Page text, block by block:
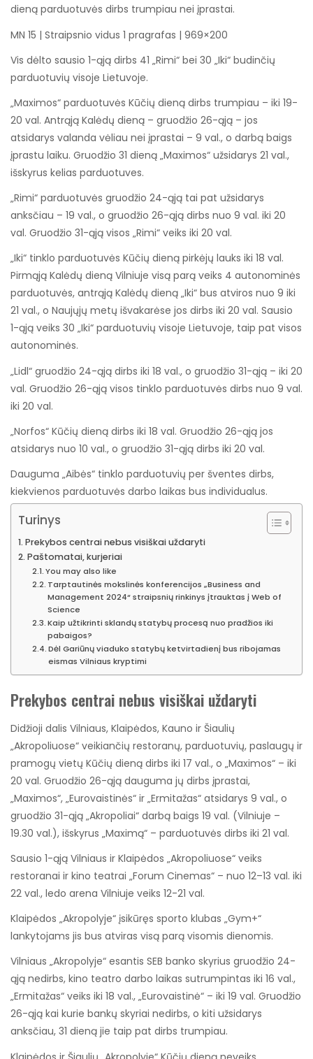
dieną parduotuvės dirbs trumpiau nei įprastai.
MN 15 | Straipsnio vidus 1 pragrafas | 969×200
Vis dėlto sausio 1-ąją dirbs 41 „Rimi“ bei 30 „Iki“ budinčių
parduotuvių visoje Lietuvoje.
„Maximos“ parduotuvės Kūčių dieną dirbs trumpiau – iki 19-
20 val. Antrąją Kalėdų dieną – gruodžio 26-ąją – jos
atsidarys valanda vėliau nei įprastai – 9 val., o darbą baigs
įprastu laiku. Gruodžio 31 dieną „Maximos“ užsidarys 21 val.,
išskyrus kelias parduotuves.
„Rimi“ parduotuvės gruodžio 24-ąją tai pat užsidarys
anksčiau – 19 val., o gruodžio 26-ąją dirbs nuo 9 val. iki 20
val. Gruodžio 31-ąją visos „Rimi“ veiks iki 20 val.
„Iki“ tinklo parduotuvės Kūčių dieną pirkėjų lauks iki 18 val.
Pirmąją Kalėdų dieną Vilniuje visą parą veiks 4 autonominės
parduotuvės, antrąją Kalėdų dieną „Iki“ bus atviros nuo 9 iki
21 val., o Naujųjų metų išvakarėse jos dirbs iki 20 val. Sausio
1-ąją veiks 30 „Iki“ parduotuvių visoje Lietuvoje, taip pat visos
autonominės.
„Lidl“ gruodžio 24-ąją dirbs iki 18 val., o gruodžio 31-ąją – iki 20
val. Gruodžio 26-ąją visos tinklo parduotuvės dirbs nuo 9 val.
iki 20 val.
„Norfos“ Kūčių dieną dirbs iki 18 val. Gruodžio 26-ąją jos
atsidarys nuo 10 val., o gruodžio 31-ąją dirbs iki 20 val.
Dauguma „Aibės“ tinklo parduotuvių per šventes dirbs,
kiekvienos parduotuvės darbo laikas bus individualus.
Turinys
Prekybos centrai nebus visiškai uždaryti
Paštomatai, kurjeriai
You may also like
Tarptautinės mokslinės konferencijos „Business and
Management 2024“ straipsnių rinkinys įtrauktas į Web of
Science
Kaip užtikrinti sklandų statybų procesą nuo pradžios iki
pabaigos?
Dėl Gariūnų viaduko statybų ketvirtadienį bus ribojamas
eismas Vilniaus kryptimi
Prekybos centrai nebus visiškai uždaryti
Didžioji dalis Vilniaus, Klaipėdos, Kauno ir Šiaulių
„Akropoliuose“ veikiančių restoranų, parduotuvių, paslaugų ir
pramogų vietų Kūčių dieną dirbs iki 17 val., o „Maximos“ – iki
20 val. Gruodžio 26-ąją dauguma jų dirbs įprastai,
„Maximos“, „Eurovaistinės“ ir „Ermitažas“ atsidarys 9 val., o
gruodžio 31-ąją „Akropoliai“ darbą baigs 19 val. (Vilniuje –
19.30 val.), išskyrus „Maximą“ – parduotuvės dirbs iki 21 val.
Sausio 1-ąją Vilniaus ir Klaipėdos „Akropoliuose“ veiks
restoranai ir kino teatrai „Forum Cinemas“ – nuo 12–13 val. iki
22 val., ledo arena Vilniuje veiks 12-21 val.
Klaipėdos „Akropolyje“ įsikūręs sporto klubas „Gym+“
lankytojams jis bus atviras visą parą visomis dienomis.
Vilniaus „Akropolyje“ esantis SEB banko skyrius gruodžio 24-
ąją nedirbs, kino teatro darbo laikas sutrumpintas iki 16 val.,
„Ermitažas“ veiks iki 18 val., „Eurovaistinė“ – iki 19 val. Gruodžio
26-ąją kai kurie bankų skyriai nedirbs, o kiti užsidarys
anksčiau, 31 dieną jie taip pat dirbs trumpiau.